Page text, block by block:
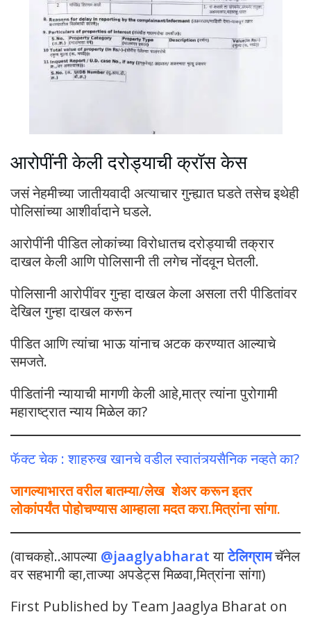
आरोपींनी केली दरोड्याची क्रॉस केस
जसं नेहमीच्या जातीयवादी अत्याचार गुन्ह्यात घडते तसेच इथेही
पोलिसांच्या आशीर्वादाने घडले.
आरोपींनी पीडित लोकांच्या विरोधातच दरोड्याची तक्रार
दाखल केली आणि पोलिसानी ती लगेच नोंदवून घेतली.
पोलिसानी आरोपींवर गुन्हा दाखल केला असला तरी पीडितांवर
देखिल गुन्हा दाखल करून
पीडित आणि त्यांचा भाऊ यांनाच अटक करण्यात आल्याचे
समजते.
पीडितांनी न्यायाची मागणी केली आहे,मात्र त्यांना पुरोगामी
महाराष्ट्रात न्याय मिळेल का?
फॅक्ट चेक : शाहरुख खानचे वडील स्वातंत्र्यसैनिक नव्हते का?
जागल्याभारत वरील बातम्या/लेख शेअर करून इतर
लोकांपर्यंत पोहोचण्यास आम्हाला मदत करा.मित्रांना सांगा.
(वाचकहो..आपल्या @jaaglyabharat याटेलिग्रामचॅनेल
वर सहभागी व्हा,ताज्या अपडेट्स मिळवा,मित्रांना सांगा)
First Published by Team Jaaglya Bharat on